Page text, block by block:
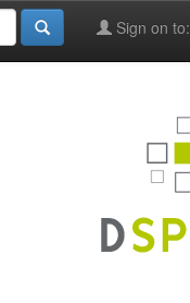
Sign on to: